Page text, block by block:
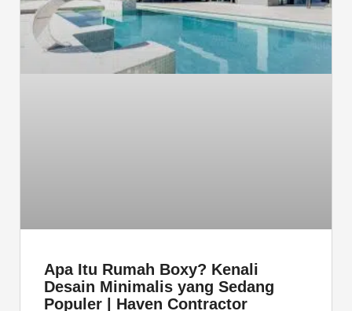
Apa Itu Rumah Boxy? Kenali
Desain Minimalis yang Sedang
Populer | Haven Contractor